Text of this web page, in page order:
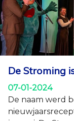
De Stroming
07-01-2024
De naam werd